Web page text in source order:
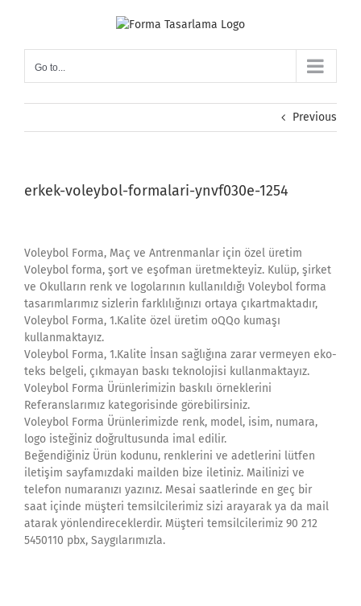
Go to...
Previous
erkek-voleybol-formalari-ynvf030e-1254
Voleybol Forma, Maç ve Antrenmanlar için özel üretim
Voleybol forma, şort ve eşofman üretmekteyiz. Kulüp, şirket
ve Okulların renk ve logolarının kullanıldığı Voleybol forma
tasarımlarımız sizlerin farklılığınızı ortaya çıkartmaktadır,
Voleybol Forma, 1.Kalite özel üretim oQQo kumaşı
kullanmaktayız.
Voleybol Forma, 1.Kalite İnsan sağlığına zarar vermeyen eko-
teks belgeli, çıkmayan baskı teknolojisi kullanmaktayız.
Voleybol Forma Ürünlerimizin baskılı örneklerini
Referanslarımız kategorisinde görebilirsiniz.
Voleybol Forma Ürünlerimizde renk, model, isim, numara,
logo isteğiniz doğrultusunda imal edilir.
Beğendiğiniz Ürün kodunu, renklerini ve adetlerini lütfen
iletişim sayfamızdaki mailden bize iletiniz. Mailinizi ve
telefon numaranızı yazınız. Mesai saatlerinde en geç bir
saat içinde müşteri temsilcilerimiz sizi arayarak ya da mail
atarak yönlendireceklerdir. Müşteri temsilcilerimiz 90 212
5450110 pbx, Saygılarımızla.